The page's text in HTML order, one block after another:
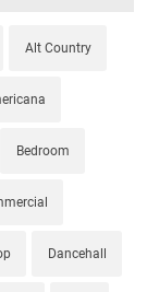
Alt Country
Bedroom
Dancehall